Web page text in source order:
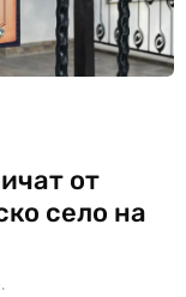
от
село на